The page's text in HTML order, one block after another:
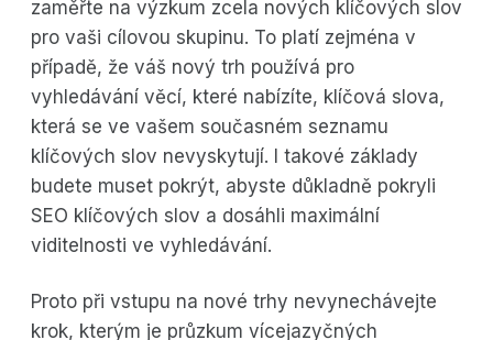
zaměřte na výzkum zcela nových klíčových slov
pro vaši cílovou skupinu. To platí zejména v
případě, že váš nový trh používá pro
vyhledávání věcí, které nabízíte, klíčová slova,
která se ve vašem současném seznamu
klíčových slov nevyskytují. I takové základy
budete muset pokrýt, abyste důkladně pokryli
SEO klíčových slov a dosáhli maximální
viditelnosti ve vyhledávání.
Proto při vstupu na nové trhy nevynechávejte
krok, kterým je průzkum vícejazyčných